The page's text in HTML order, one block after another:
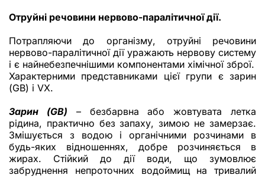
Отруйні речовини нервово-паралітичної дії.
Потрапляючи до організму, отруйні речовини
нервово-паралітичної дії уражають нервову систему
і є найнебезпечнішими компонентами хімічної зброї.
Характерними представниками цієї групи є зарин
(GB) і VХ.
Зарин (GB) – безбарвна або жовтувата летка
рідина, практично без запаху, зимою не замерзає.
Змішується з водою і органічними розчинами в
будь-яких відношеннях, добре розчиняється в
жирах. Стійкий до дії води, що зумовлює
забруднення непроточних водоймищ на тривалий